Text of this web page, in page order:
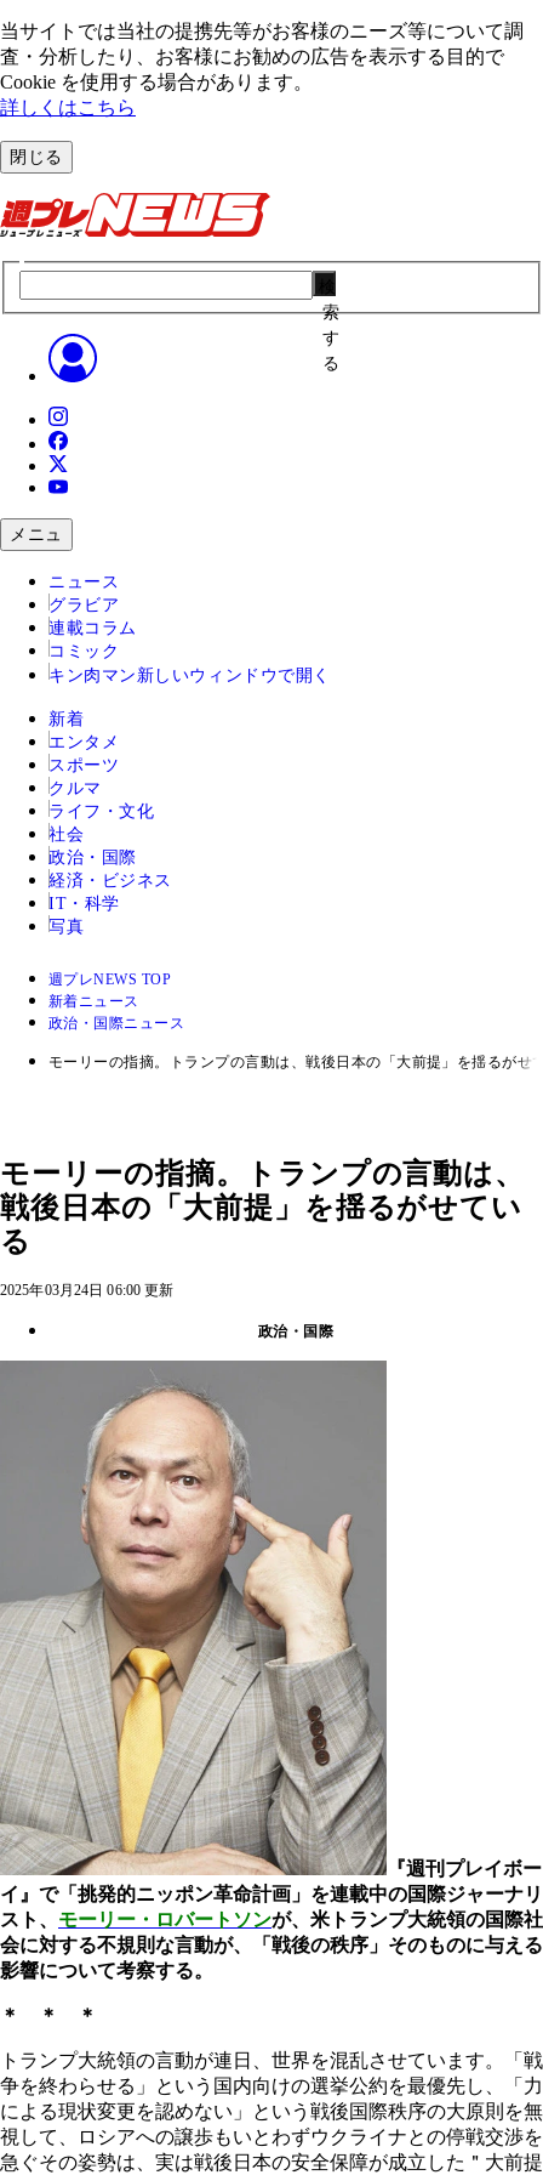
当サイトでは当社の提携先等がお客様のニーズ等について調
査・分析したり、お客様にお勧めの広告を表⽰する⽬的で
Cookie を使⽤する場合があります。
詳しくはこちら
閉じる
索
す
る
メニュ
ニュース
グラビア
連載コラム
コミック
キン肉マン 新しいウィンドウで開く
新着
エンタメ
スポーツ
クルマ
ライフ・文化
社会
政治・国際
経済・ビジネス
IT・科学
写真
週プレNEWS TOP
新着ニュース
政治・国際ニュース
モーリーの指摘。トランプの言動は、戦後日本の「大前提」を揺るがせ
モーリーの指摘。トランプの言動は、
戦後日本の「大前提」を揺るがせてい
る
2025年03月24日 06:00 更新
政治・国際
『週刊プレイボー
イ』で「挑発的ニッポン革命計画」を連載中の国際ジャーナリ
スト、 モーリー・ロバートソンが、米トランプ大統領の国際社
会に対する不規則な言動が、「戦後の秩序」そのものに与える
影響について考察する。
＊ ＊ ＊
トランプ大統領の言動が連日、世界を混乱させています。「戦
争を終わらせる」という国内向けの選挙公約を最優先し、「力
による現状変更を認めない」という戦後国際秩序の大原則を無
視して、ロシアへの譲歩もいとわずウクライナとの停戦交渉を
急ぐその姿勢は、実は戦後日本の安全保障が成立した＂大前提